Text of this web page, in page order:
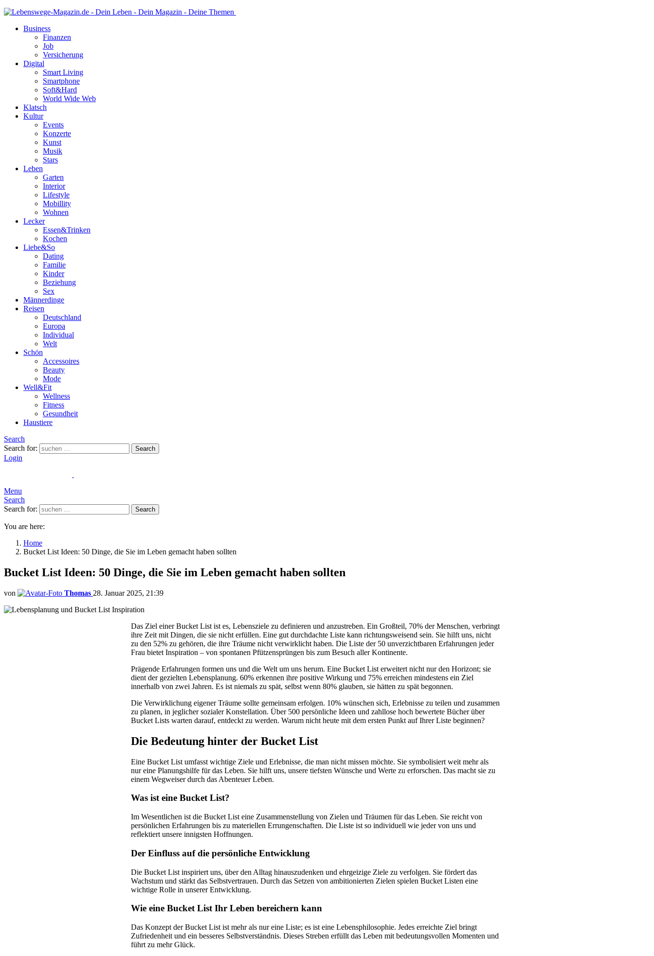
Business
Finanzen
Job
Versicherung
Digital
Smart Living
Smartphone
Soft&Hard
World Wide Web
Klatsch
Kultur
Events
Konzerte
Kunst
Musik
Stars
Leben
Garten
Interior
Lifestyle
Mobillity
Wohnen
Lecker
Essen&Trinken
Kochen
Liebe&So
Dating
Familie
Kinder
Beziehung
Sex
Männerdinge
Reisen
Deutschland
Europa
Individual
Welt
Schön
Accessoires
Beauty
Mode
Well&Fit
Wellness
Fitness
Gesundheit
Haustiere
Search
Search for:
Search
Login
Menu
Search
Search for:
Search
You are here:
Home
Bucket List Ideen: 50 Dinge, die Sie im Leben gemacht haben sollten
Bucket List Ideen: 50 Dinge, die Sie im Leben gemacht haben sollten
von Thomas 28. Januar 2025, 21:39
Das Ziel einer Bucket List ist es, Lebensziele zu definieren und anzustreben. Ein Großteil, 70% der Menschen, verbringt
ihre Zeit mit Dingen, die sie nicht erfüllen. Eine gut durchdachte Liste kann richtungsweisend sein. Sie hilft uns, nicht
zu den 52% zu gehören, die ihre Träume nicht verwirklicht haben. Die Liste der 50 unverzichtbaren Erfahrungen jeder
Frau bietet Inspiration – von spontanen Pfützensprüngen bis zum Besuch aller Kontinente.
Prägende Erfahrungen formen uns und die Welt um uns herum. Eine Bucket List erweitert nicht nur den Horizont; sie
dient der gezielten Lebensplanung. 60% erkennen ihre positive Wirkung und 75% erreichen mindestens ein Ziel
innerhalb von zwei Jahren. Es ist niemals zu spät, selbst wenn 80% glauben, sie hätten zu spät begonnen.
Die Verwirklichung eigener Träume sollte gemeinsam erfolgen. 10% wünschen sich, Erlebnisse zu teilen und zusammen
zu planen, in jeglicher sozialer Konstellation. Über 500 persönliche Ideen und zahllose hoch bewertete Bücher über
Bucket Lists warten darauf, entdeckt zu werden. Warum nicht heute mit dem ersten Punkt auf Ihrer Liste beginnen?
Die Bedeutung hinter der Bucket List
Eine Bucket List umfasst wichtige Ziele und Erlebnisse, die man nicht missen möchte. Sie symbolisiert weit mehr als
nur eine Planungshilfe für das Leben. Sie hilft uns, unsere tiefsten Wünsche und Werte zu erforschen. Das macht sie zu
einem Wegweiser durch das Abenteuer Leben.
Was ist eine Bucket List?
Im Wesentlichen ist die Bucket List eine Zusammenstellung von Zielen und Träumen für das Leben. Sie reicht von
persönlichen Erfahrungen bis zu materiellen Errungenschaften. Die Liste ist so individuell wie jeder von uns und
reflektiert unsere innigsten Hoffnungen.
Der Einfluss auf die persönliche Entwicklung
Die Bucket List inspiriert uns, über den Alltag hinauszudenken und ehrgeizige Ziele zu verfolgen. Sie fördert das
Wachstum und stärkt das Selbstvertrauen. Durch das Setzen von ambitionierten Zielen spielen Bucket Listen eine
wichtige Rolle in unserer Entwicklung.
Wie eine Bucket List Ihr Leben bereichern kann
Das Konzept der Bucket List ist mehr als nur eine Liste; es ist eine Lebensphilosophie. Jedes erreichte Ziel bringt
Zufriedenheit und ein besseres Selbstverständnis. Dieses Streben erfüllt das Leben mit bedeutungsvollen Momenten und
führt zu mehr Glück.